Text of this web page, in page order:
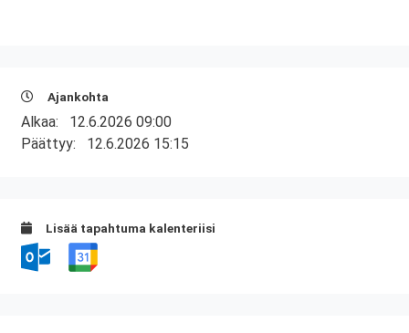
Ajankohta
Alkaa: 12.6.2026 09:00
Päättyy: 12.6.2026 15:15
Lisää tapahtuma kalenteriisi